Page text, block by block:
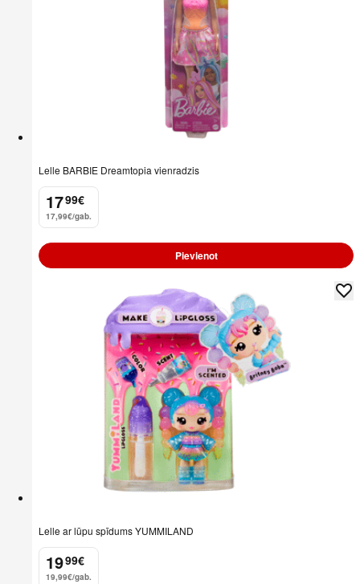
Lelle BARBIE Dreamtopia vienradzis
17
. 99€
17,99€/gab.
Pievienot
Lelle ar lūpu spīdums YUMMILAND
19
. 99€
19,99€/gab.